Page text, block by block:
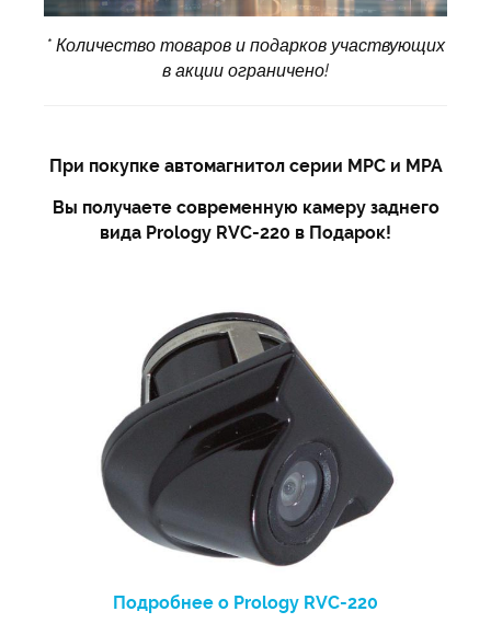
* Количество товаров и подарков участвующих
в акции ограничено!
При покупке автомагнитол серии MPC и MPA
Вы получаете современную камеру заднего
вида Prology RVC-220 в Подарок!
Подробнее о Prology RVC-220